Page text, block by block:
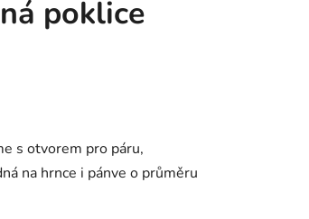
poklice
s otvorem pro páru,
na hrnce i pánve o průměru